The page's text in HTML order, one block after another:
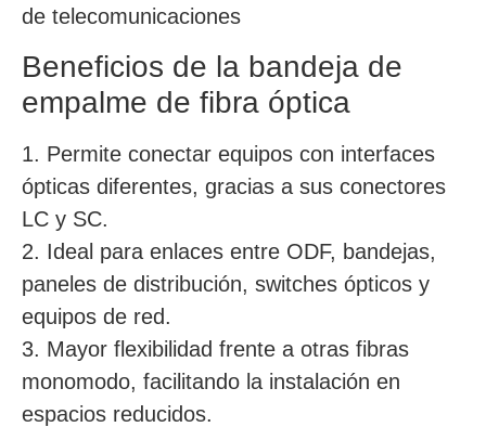
de telecomunicaciones
Beneficios de la bandeja de
empalme de fibra óptica
1. Permite conectar equipos con interfaces
ópticas diferentes, gracias a sus conectores
LC y SC.
2. Ideal para enlaces entre ODF, bandejas,
paneles de distribución, switches ópticos y
equipos de red.
3. Mayor flexibilidad frente a otras fibras
monomodo, facilitando la instalación en
espacios reducidos.